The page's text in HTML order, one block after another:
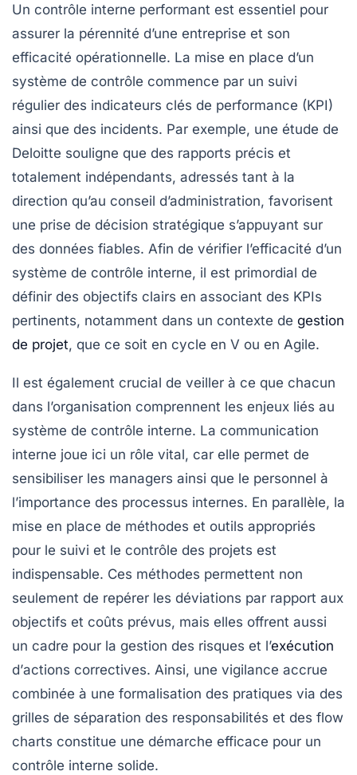
Un contrôle interne performant est essentiel pour
assurer la pérennité d’une entreprise et son
efficacité opérationnelle. La mise en place d’un
système de contrôle commence par un suivi
régulier des indicateurs clés de performance (KPI)
ainsi que des incidents. Par exemple, une étude de
Deloitte souligne que des rapports précis et
totalement indépendants, adressés tant à la
direction qu’au conseil d’administration, favorisent
une prise de décision stratégique s’appuyant sur
des données fiables. Afin de vérifier l’efficacité d’un
système de contrôle interne, il est primordial de
définir des objectifs clairs en associant des KPIs
pertinents, notamment dans un contexte de gestion
de projet, que ce soit en cycle en V ou en Agile.
Il est également crucial de veiller à ce que chacun
dans l’organisation comprennent les enjeux liés au
système de contrôle interne. La communication
interne joue ici un rôle vital, car elle permet de
sensibiliser les managers ainsi que le personnel à
l’importance des processus internes. En parallèle, la
mise en place de méthodes et outils appropriés
pour le suivi et le contrôle des projets est
indispensable. Ces méthodes permettent non
seulement de repérer les déviations par rapport aux
objectifs et coûts prévus, mais elles offrent aussi
un cadre pour la gestion des risques et l’exécution
d’actions correctives. Ainsi, une vigilance accrue
combinée à une formalisation des pratiques via des
grilles de séparation des responsabilités et des flow
charts constitue une démarche efficace pour un
contrôle interne solide.